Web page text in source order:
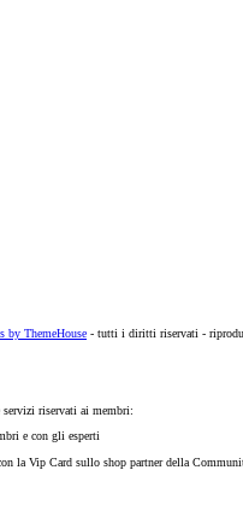
by ThemeHouse - tutti i diritti riservati -
servizi riservati ai membri:
e con gli esperti
la Vip Card sullo shop partner della